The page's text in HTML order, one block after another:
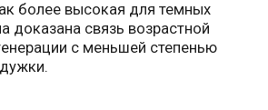
более высокая для темных
доказана связь возрастной
с меньшей степенью